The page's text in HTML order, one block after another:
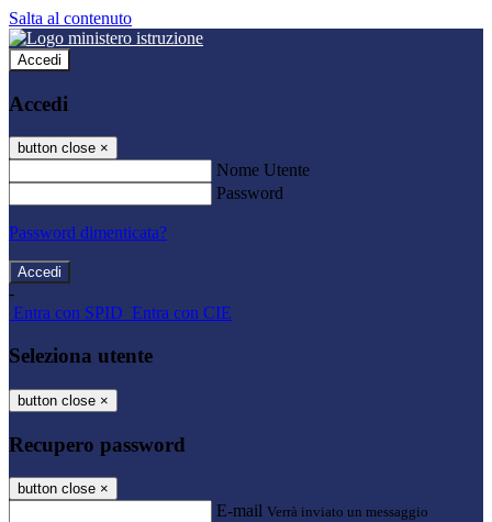
Salta al contenuto
Accedi
Accedi
button close ×
Nome Utente
Password
Password dimenticata?
-
Entra con SPID Entra con CIE
Seleziona utente
button close ×
Recupero password
button close ×
E-mail Verrà inviato un messaggio